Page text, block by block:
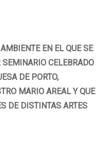
EN EL QUE SE
SEMINARIO CELEBRADO
DE PORTO,
MARIO AREAL Y QUE
DE DISTINTAS ARTES